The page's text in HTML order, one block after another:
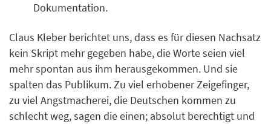
Dokumentation.
Claus Kleber berichtet uns, dass es für diesen Nachsatz
kein Skript mehr gegeben habe, die Worte seien viel
mehr spontan aus ihm herausgekommen. Und sie
spalten das Publikum. Zu viel erhobener Zeigefinger,
zu viel Angstmacherei, die Deutschen kommen zu
schlecht weg, sagen die einen; absolut berechtigt und